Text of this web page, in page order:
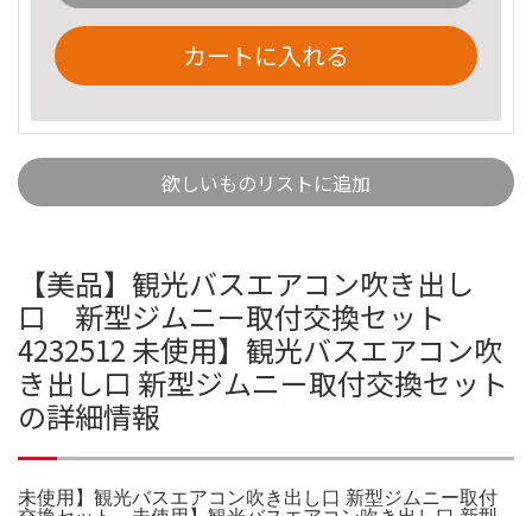
カートに入れる
欲しいものリストに追加
【美品】観光バスエアコン吹き出し
口 新型ジムニー取付交換セット
4232512 未使用】観光バスエアコン吹
き出し口 新型ジムニー取付交換セット
の詳細情報
未使用】観光バスエアコン吹き出し口 新型ジムニー取付